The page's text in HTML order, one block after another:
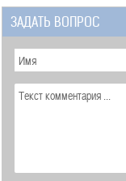
ЗАДАТЬ ВОПРОС